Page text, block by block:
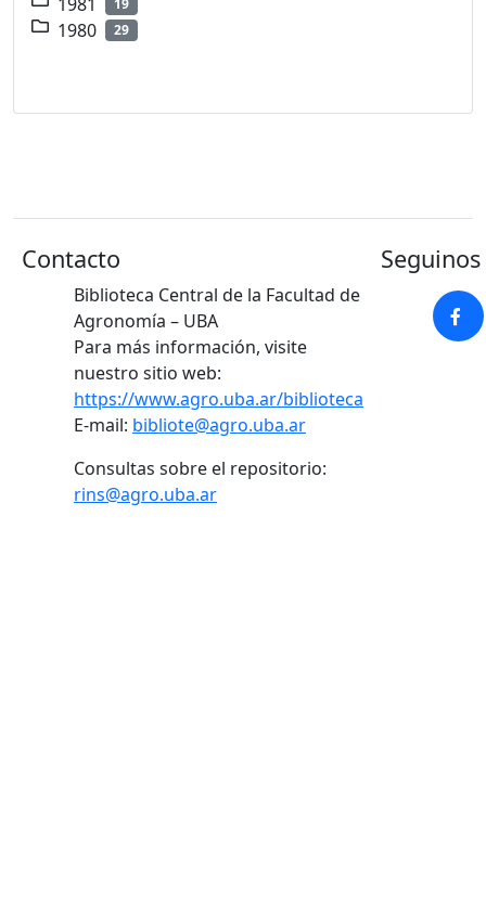
19
1980 29
Contacto
Biblioteca Central de la Facultad de
Agronomía – UBA
Para más información, visite
nuestro sitio web:
https://www.agro.uba.ar/biblioteca
E-mail: bibliote@agro.uba.ar
Consultas sobre el repositorio:
rins@agro.uba.ar